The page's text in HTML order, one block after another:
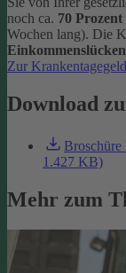
noch ca. 70
Wochen lang). Die
Zur
Download
Broschüre
1.427 KB)
Mehr zum